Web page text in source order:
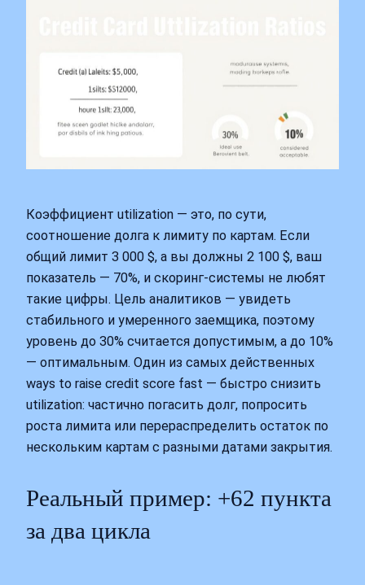
Коэффициент utilization — это, по сути,
соотношение долга к лимиту по картам. Если
общий лимит 3 000 $, а вы должны 2 100 $, ваш
показатель — 70%, и скоринг-системы не любят
такие цифры. Цель аналитиков — увидеть
стабильного и умеренного заемщика, поэтому
уровень до 30% считается допустимым, а до 10%
— оптимальным. Один из самых действенных
ways to raise credit score fast — быстро снизить
utilization: частично погасить долг, попросить
роста лимита или перераспределить остаток по
нескольким картам с разными датами закрытия.
Реальный пример: +62 пункта
за два цикла